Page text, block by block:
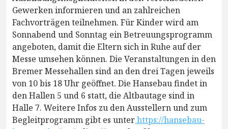
Gewerken informieren und an zahlreichen
Fachvorträgen teilnehmen. Für Kinder wird am
Sonnabend und Sonntag ein Betreuungsprogramm
angeboten, damit die Eltern sich in Ruhe auf der
Messe umsehen können. Die Veranstaltungen in den
Bremer Messehallen sind an den drei Tagen jeweils
von 10 bis 18 Uhr geöffnet. Die Hansebau findet in
den Hallen 5 und 6 statt, die Altbautage sind in
Halle 7. Weitere Infos zu den Ausstellern und zum
Begleitprogramm gibt es unterhttps://hansebau-